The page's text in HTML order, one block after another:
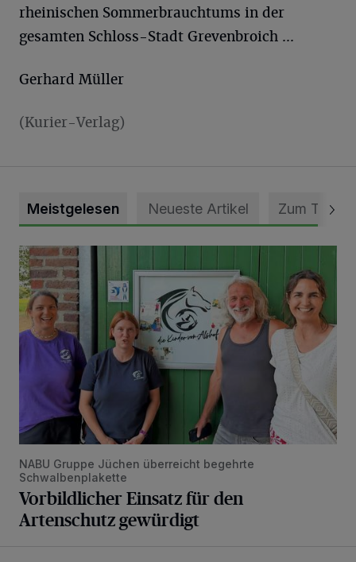
rheinischen Sommerbrauchtums in der
gesamten Schloss-Stadt Grevenbroich ...
Gerhard Müller
(Kurier-Verlag)
Meistgelesen Neueste Artikel Zum Thema
Vorbildlicher Einsatz für den Artenschutz gewürdigt
NABU Gruppe Jüchen überreicht begehrte
Schwalbenplakette
Vorbildlicher Einsatz für den
Artenschutz gewürdigt